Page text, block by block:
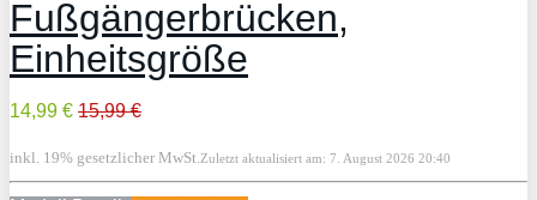
Fußgängerbrücken,
Einheitsgröße
14,99 € 15,99 €
inkl. 19% gesetzlicher MwSt.Zuletzt aktualisiert am: 7. August 2026 20:40